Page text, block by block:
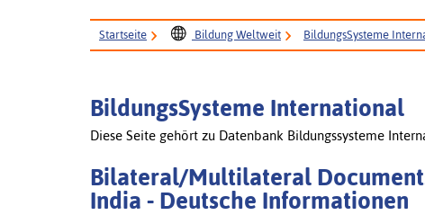
Startseite Bildung Weltweit BildungsSysteme
BildungsSysteme International
Diese Seite gehört zu Datenbank Bildungssysteme
Bilateral/Multilateral
India - Deutsche Informationen